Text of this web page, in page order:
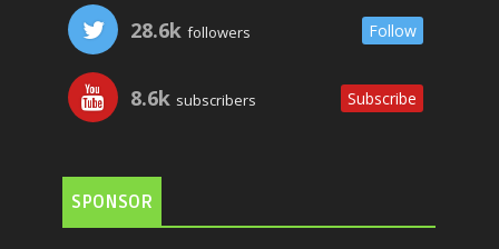
28.6k followers Follow
8.6k subscribers Subscribe
SPONSOR